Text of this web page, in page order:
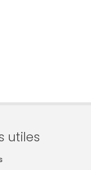
utiles